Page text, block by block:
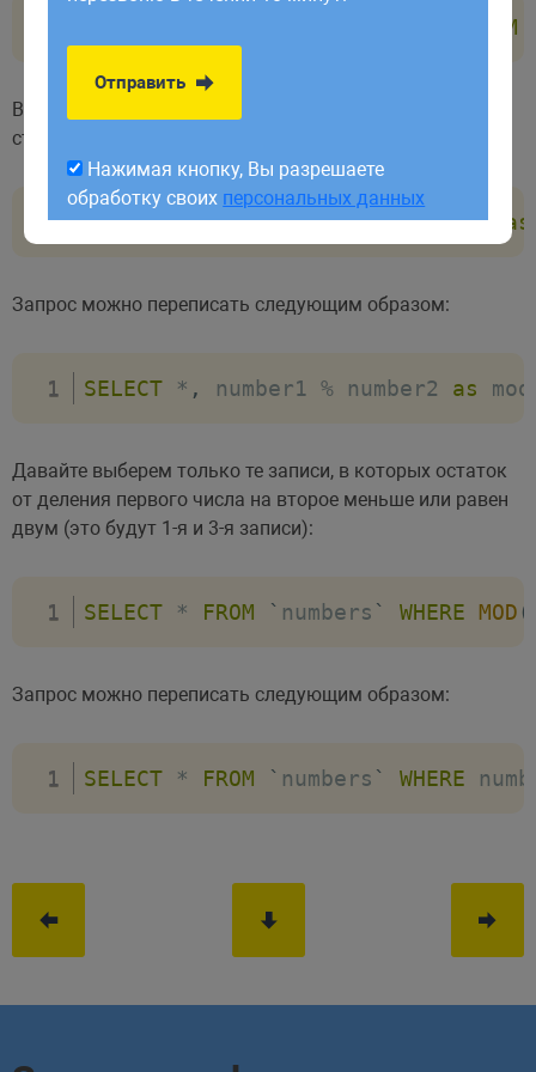
FROM
В данном примере находится остаток от деления
столбца number1 на number2:
SELECT *, MOD(number1, number2) as
Запрос можно переписать следующим образом:
SELECT * , number1 % number2 as
Давайте выберем только те записи, в которых остаток
от деления первого числа на второе меньше или равен
двум (это будут 1-я и 3-я записи):
SELECT * FROM ` numbers ` WHERE MOD (
Запрос можно переписать следующим образом:
SELECT * FROM ` numbers ` WHERE
обработку своихперсональных данных
Отправить
Нажимая кнопку, Вы разрешаете
обработку своих персональных данных